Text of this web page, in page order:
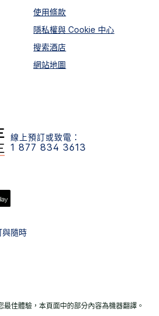
使用條款
隱私權與 Cookie 中心
搜索酒店
網站地圖
線上預訂或致電：
1 877 834 3613
與隨時
佳體驗，本頁面中的部分內容為機器翻譯。